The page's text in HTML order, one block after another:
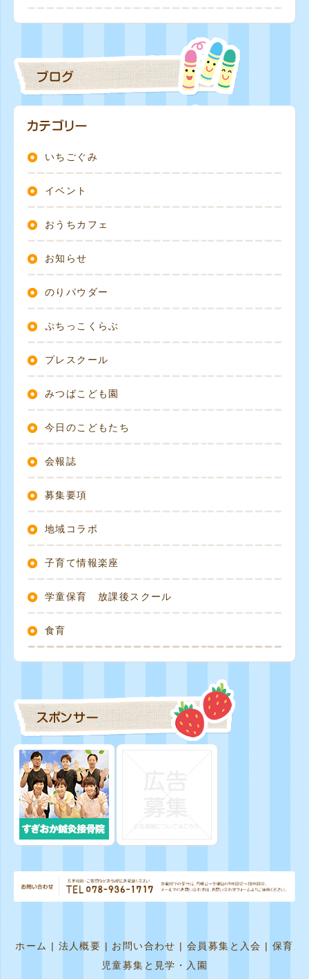
いちごぐみ
イベント
おうちカフェ
お知らせ
のりパウダー
ぷちっこくらぶ
プレスクール
みつばこども園
今日のこどもたち
会報誌
募集要項
地域コラボ
子育て情報楽座
学童保育 放課後スクール
食育
ホーム|法人概要| お問い合わせ|会員募集と入会|保育
児童募集と見学・入園